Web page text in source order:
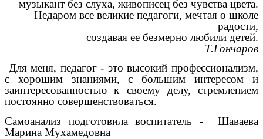
музыкант без слуха, живописец без чувства цвета.
Недаром все великие педагоги, мечтая о школе
радости,
создавая ее безмерно любили детей.
Т.Гончаров
Для меня, педагог - это высокий профессионализм,
с хорошим знаниями, с большим интересом и
заинтересованностью к своему делу, стремлением
постоянно совершенствоваться.
Самоанализ подготовила воспитатель - Шаваева
Марина Мухамедовна